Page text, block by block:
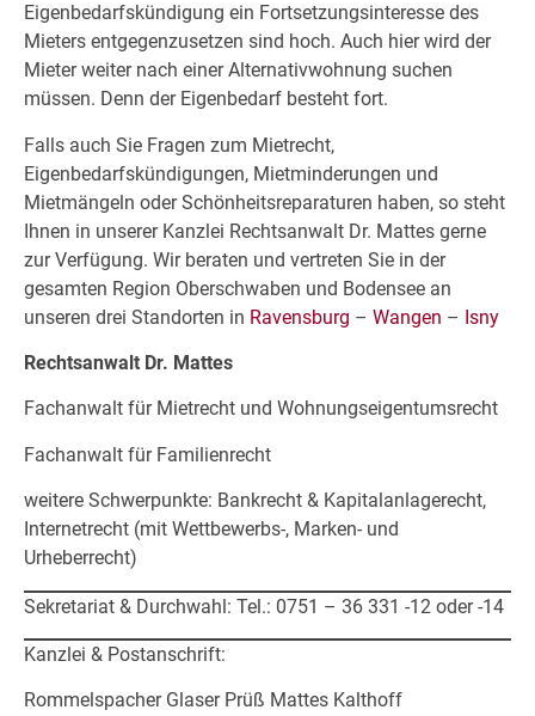
Eigenbedarfskündigung ein Fortsetzungsinteresse des
Mieters entgegenzusetzen sind hoch. Auch hier wird der
Mieter weiter nach einer Alternativwohnung suchen
müssen. Denn der Eigenbedarf besteht fort.
Falls auch Sie Fragen zum Mietrecht,
Eigenbedarfskündigungen, Mietminderungen und
Mietmängeln oder Schönheitsreparaturen haben, so steht
Ihnen in unserer Kanzlei Rechtsanwalt Dr. Mattes gerne
zur Verfügung. Wir beraten und vertreten Sie in der
gesamten Region Oberschwaben und Bodensee an
unseren drei Standorten in Ravensburg – Wangen – Isny
Rechtsanwalt Dr. Mattes
Fachanwalt für Mietrecht und Wohnungseigentumsrecht
Fachanwalt für Familienrecht
weitere Schwerpunkte: Bankrecht & Kapitalanlagerecht,
Internetrecht (mit Wettbewerbs-, Marken- und
Urheberrecht)
Sekretariat & Durchwahl: Tel.: 0751 – 36 331 -12 oder -14
Kanzlei & Postanschrift:
Rommelspacher Glaser Prüß Mattes Kalthoff